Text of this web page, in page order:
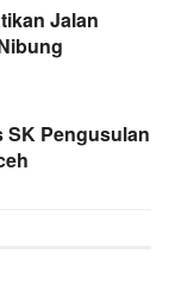
Jalan
SK Pengusulan